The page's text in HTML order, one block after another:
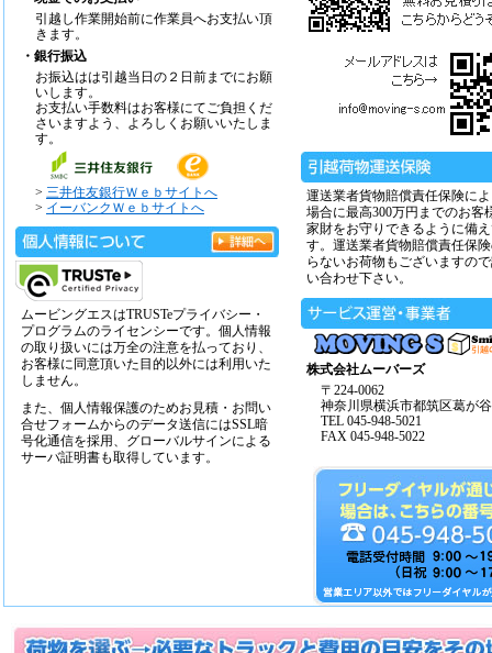
引越し作業開始前に作業員へお支払い頂
きます。
・銀行振込
お振込はは引越当日の２日前までにお願
いします。
お支払い手数料はお客様にてご負担くだ
さいますよう、よろしくお願いいたしま
す。
> 三井住友銀行Ｗｅｂサイトへ
> イーバンクＷｅｂサイトへ
ムービングエスはTRUSTeプライバシー・
プログラムのライセンシーです。個人情報
の取り扱いには万全の注意を払っており、
お客様に同意頂いた目的以外には利用いた
しません。
また、個人情報保護のためお見積・お問い
合せフォームからのデータ送信にはSSL暗
号化通信を採用、グローバルサインによる
サーバ証明書も取得しています。
運送業者貨物賠償責任保険に
場合に最高300万円までのお客
家財をお守りできるように備
す。運送業者貨物賠償責任保
らないお荷物もございますの
い合わせ下さい。
株式会社ムーバーズ
〒224-0062
神奈川県横浜市都筑区葛が
TEL 045-948-5021
FAX 045-948-5022